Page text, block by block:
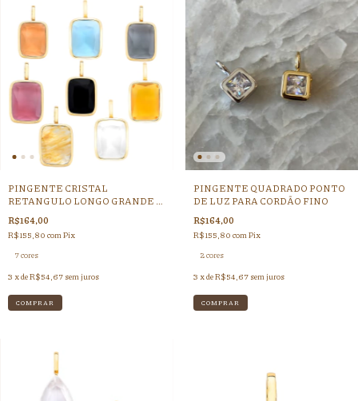
PINGENTE CRISTAL
RETANGULO LONGO GRANDE -
FECHO CLICK
R$164,00
R$155,80 com Pix
7 cores
3 x deR$54,67 sem juros
COMPRAR
PINGENTE QUADRADO PONTO
DE LUZ PARA CORDÃO FINO
R$164,00
R$155,80 com Pix
2 cores
3 x deR$54,67 sem juros
COMPRAR